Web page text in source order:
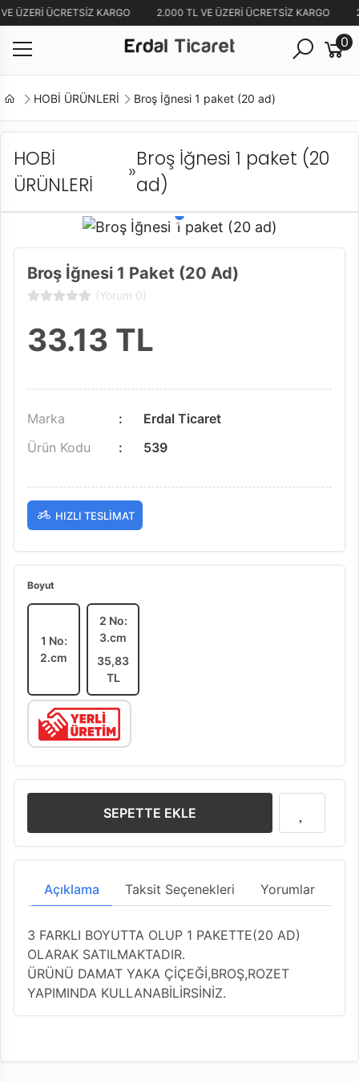
ÜZERİ ÜCRETSİZ KARGO 2.000 TL VE ÜZERİ ÜCRETSİZ KARGO
0
HOBİ ÜRÜNLERİ Broş İğnesi 1 paket (20 ad)
HOBİ
ÜRÜNLERİ
»
Broş İğnesi 1 paket (20
ad)
Broş İğnesi 1 Paket (20 Ad)
(Yorum 0)
33.13 TL
Marka
Erdal Ticaret
Ürün Kodu
539
HIZLI TESLIMAT
Boyut
1 No:
2.cm
2 No:
3.cm
35,83
TL
SEPETTE EKLE
Açıklama Taksit Seçenekleri Yorumlar
3 FARKLI BOYUTTA OLUP 1 PAKETTE(20 AD)
OLARAK SATILMAKTADIR.
ÜRÜNÜ DAMAT YAKA ÇİÇEĞİ,BROŞ,ROZET
YAPIMINDA KULLANABİLİRSİNİZ.